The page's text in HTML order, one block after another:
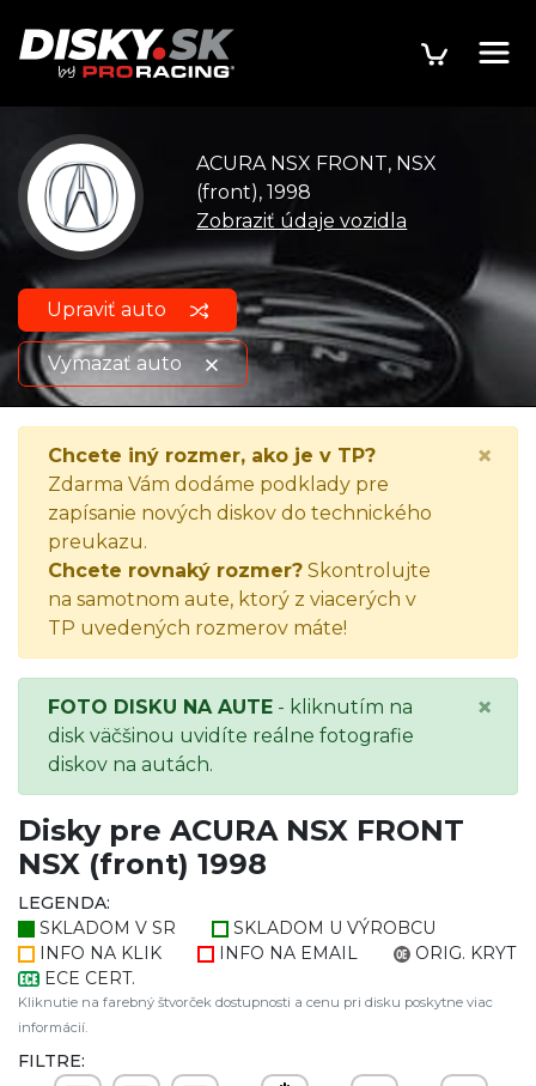
ACURA NSX FRONT, NSX
(front), 1998
Zobraziť údaje vozidla
Upraviť auto
Vymazať auto
ACURA NSX FRONT, NSX
(front), 1998
Zobraziť údaje o
vozidle
Chcete iný rozmer, ako je v TP?
Zdarma Vám dodáme podklady pre
zapísanie nových diskov do technického
preukazu.
Chcete rovnaký rozmer? Skontrolujte
na samotnom aute, ktorý z viacerých v
TP uvedených rozmerov máte!
×
FOTO DISKU NA AUTE - kliknutím na
disk väčšinou uvidíte reálne fotografie
diskov na autách.
×
Disky pre ACURA NSX FRONT
NSX (front) 1998
LEGENDA:
SKLADOM V SR
SKLADOM U VÝROBCU
INFO NA KLIK
INFO NA EMAIL
ORIG. KRYT
ECE CERT.
Kliknutie na farebný štvorček dostupnosti a cenu pri disku poskytne viac
informácií.
FILTRE: